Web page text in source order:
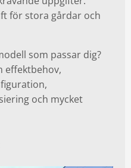
för stora gårdar och
som passar dig?
effektbehov,
och mycket